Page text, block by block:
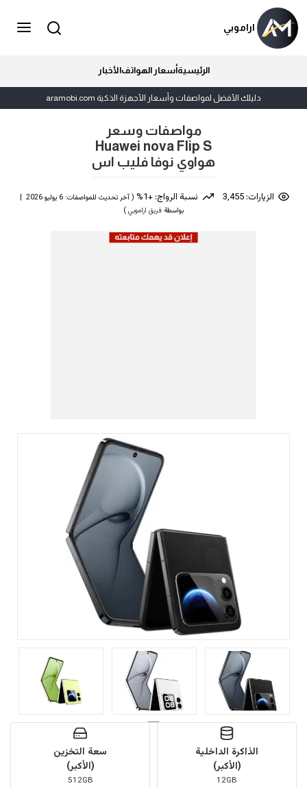
اراموبي
الرئيسيةأسعار الهواتفالأخبار
دليلك الأفضل لمواصفات وأسعار الأجهزة الذكية aramobi.com
مواصفات وسعر
Huawei nova Flip S
هواوي نوفا فليب اس
الزيارات: 3,455 نسبة الرواج: +1%
( آخر تحديث للمواصفات: 6 يوليو 2026 |
بواسطة فريق اراموبي)
الذاكرة الداخلية
(الأكبر)
12GB
سعة التخزين
(الأكبر)
512GB